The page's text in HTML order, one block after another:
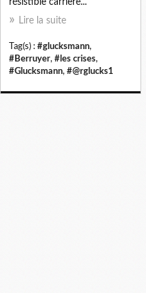
résistible carrière...
Lire la suite
Tag(s) : #glucksmann,
#Berruyer, #les crises,
#Glucksmann, #@rglucks1